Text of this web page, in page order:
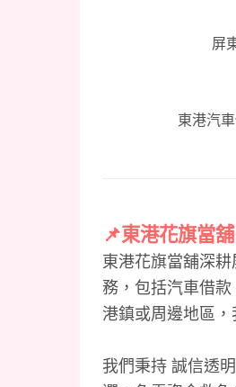
屏
東港汽
📌東港花旗當
東港花旗當舖深
務，包括汽車借
港鎮或周邊地區，
我們秉持 誠信透